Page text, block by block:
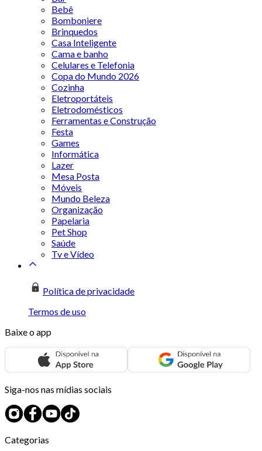
Bebê
Bomboniere
Brinquedos
Casa Inteligente
Cama e banho
Celulares e Telefonia
Copa do Mundo 2026
Cozinha
Eletroportáteis
Eletrodomésticos
Ferramentas e Construção
Festa
Games
Informática
Lazer
Mesa Posta
Móveis
Mundo Beleza
Organização
Papelaria
Pet Shop
Saúde
Tv e Vídeo
Política de privacidade
Termos de uso
Baixe o app
Siga-nos nas mídias sociais
Categorias